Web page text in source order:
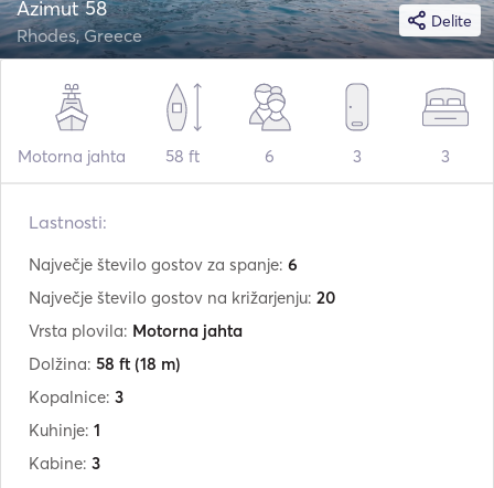
Delite
Azimut 58
Rhodes, Greece
Motorna jahta 58 ft 6 3 3
Lastnosti:
Največje število gostov za spanje: 6
Največje število gostov na križarjenju: 20
Vrsta plovila: Motorna jahta
Dolžina: 58 ft (18 m)
Kopalnice: 3
Kuhinje: 1
Kabine: 3